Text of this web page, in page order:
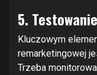
5.
Kluczowym
remarketingowej
Trzeba